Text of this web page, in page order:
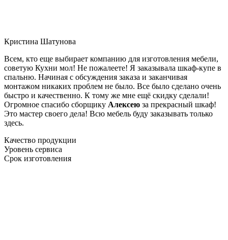
Кристина Шатунова
Всем, кто еще выбирает компанию для изготовления мебели,
советую Кухни мол! Не пожалеете! Я заказывала шкаф-купе в
спальню. Начиная с обсуждения заказа и заканчивая
монтажом никаких проблем не было. Все было сделано очень
быстро и качественно. К тому же мне ещё скидку сделали!
Огромное спасибо сборщику Алексею за прекрасный шкаф!
Это мастер своего дела! Всю мебель буду заказывать только
здесь.
Качество продукции
Уровень сервиса
Срок изготовления